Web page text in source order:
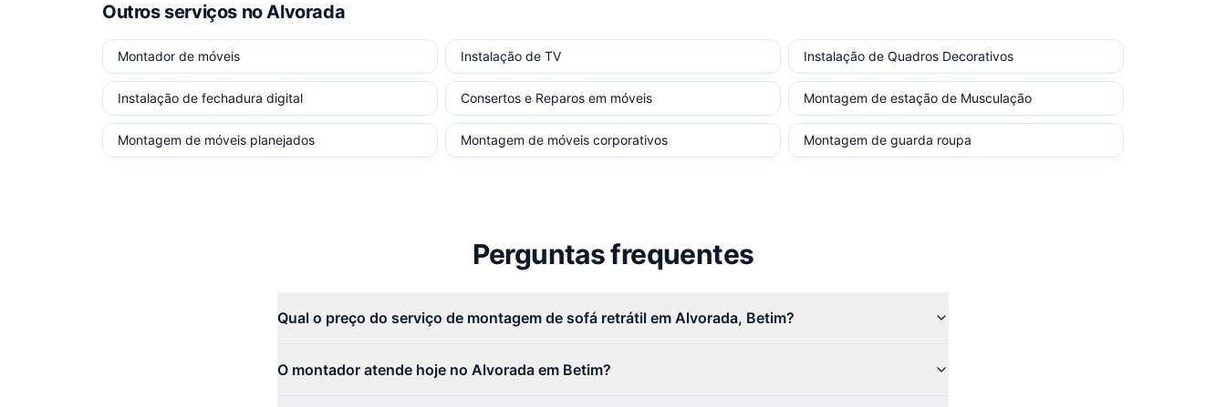
Outros serviços no Alvorada
Montador de móveis Instalação de TV Instalação de Quadros Decorativos
Instalação de fechadura digital Consertos e Reparos em móveis Montagem de estação de Musculação
Montagem de móveis planejados Montagem de móveis corporativos Montagem de guarda roupa
Perguntas frequentes
Qual o preço do serviço de montagem de sofá retrátil em Alvorada, Betim?
O montador atende hoje no Alvorada em Betim?